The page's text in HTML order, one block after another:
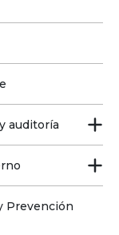
auditoría
Prevención